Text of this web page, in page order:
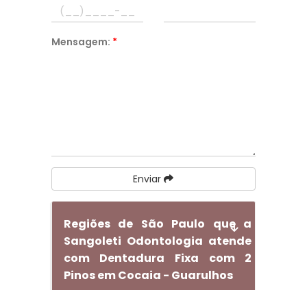
Mensagem: *
Enviar
Regiões de São Paulo que a
Sangoleti Odontologia atende
com Dentadura Fixa com 2
Pinos em Cocaia - Guarulhos